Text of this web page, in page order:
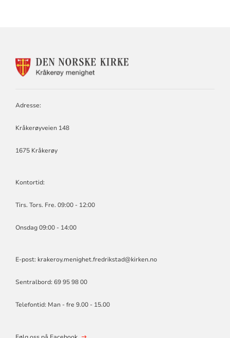
KONTAKTINFORMASJON
Adresse:
Kråkerøyveien 148
1675 Kråkerøy
Kontortid:
Tirs. Tors. Fre. 09:00 - 12:00
Onsdag 09:00 - 14:00
E-post: krakeroy.menighet.fredrikstad@kirken.no
Sentralbord: 69 95 98 00
Telefontid: Man - fre 9.00 - 15.00